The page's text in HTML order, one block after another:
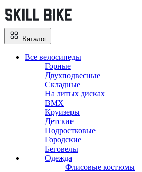
Каталог
Все велосипеды
Горные
Двухподвесные
Складные
На литых дисках
BMX
Круизеры
Детские
Подростковые
Городские
Беговелы
Одежда
Флисовые костюмы